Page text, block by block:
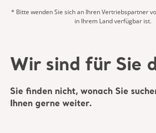
Sie finden nicht, wonach Sie